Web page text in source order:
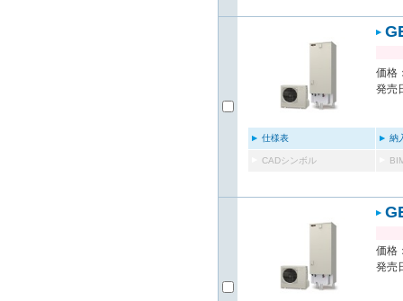
価格
発売
仕様表 納
CADシンボル
価格
発売